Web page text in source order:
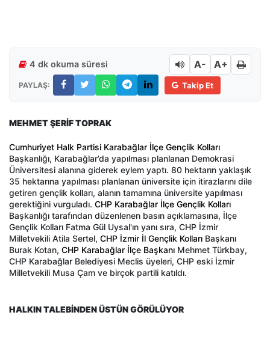
4 dk okuma süresi A- A+
PAYLAŞ: Takip Et
MEHMET ŞERİF TOPRAK
Cumhuriyet Halk Partisi Karabağlar İlçe Gençlik Kolları
Başkanlığı, Karabağlar’da yapılması planlanan Demokrasi
Üniversitesi alanına giderek eylem yaptı. 80 hektarın yaklaşık
35 hektarına yapılması planlanan üniversite için itirazlarını dile
getiren gençlik kolları, alanın tamamına üniversite yapılması
gerektiğini vurguladı. CHP Karabağlar İlçe Gençlik Kolları
Başkanlığı tarafından düzenlenen basın açıklamasına, İlçe
Gençlik Kolları Fatma Gül Uysal'ın yanı sıra, CHP İzmir
Milletvekili Atila Sertel, CHP İzmir İl Gençlik Kolları Başkanı
Burak Kotan, CHP Karabağlar İlçe Başkanı Mehmet Türkbay,
CHP Karabağlar Belediyesi Meclis üyeleri, CHP eski İzmir
Milletvekili Musa Çam ve birçok partili katıldı.
HALKIN TALEBİNDEN ÜSTÜN GÖRÜLÜYOR